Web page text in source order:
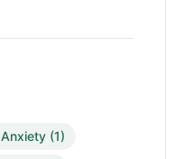
Anxiety (1)